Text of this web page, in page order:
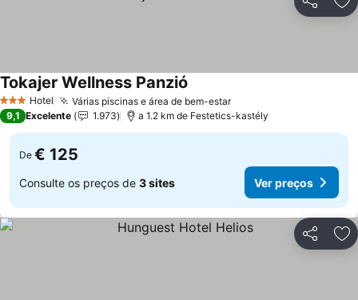
Partilhar
3 EstrelasHotel Várias piscinas e área de bem-estar
Tokajer Wellness Panzió
9,1 Excelente 1.973 a 1.2 km de Festetics-kastély
De € 125
Consulte os preços de 3 sites Ver preços
Partilhar